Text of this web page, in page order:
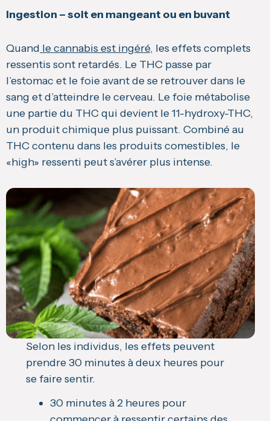
Ingestion – soit en mangeant ou en buvant
Quand le cannabis est ingéré, les effets complets
ressentis sont retardés. Le THC passe par
l’estomac et le foie avant de se retrouver dans le
sang et d’atteindre le cerveau. Le foie métabolise
une partie du THC qui devient le 11-hydroxy-THC,
un produit chimique plus puissant. Combiné au
THC contenu dans les produits comestibles, le
«high» ressenti peut s’avérer plus intense.
Selon les individus, les effets peuvent
prendre 30 minutes à deux heures pour
se faire sentir.
30 minutes à 2 heures pour